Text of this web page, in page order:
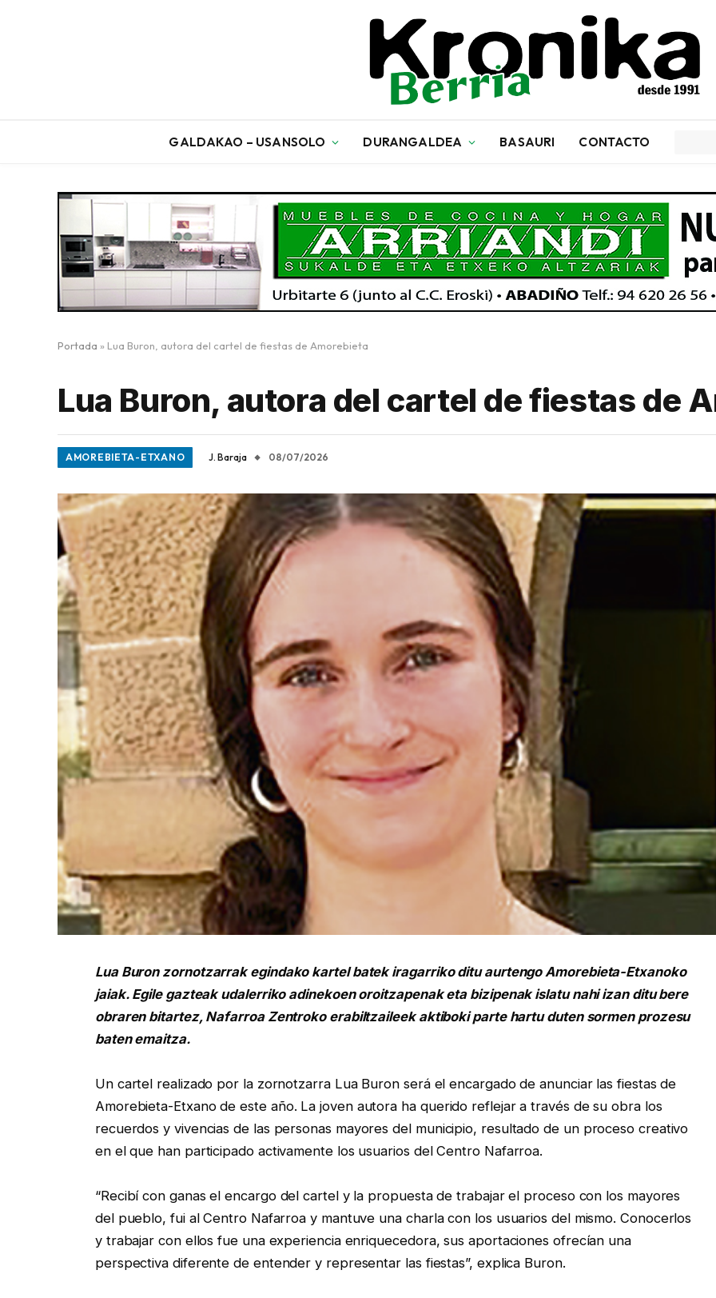
GALDAKAO – USANSOLO DURANGALDEA BASAURI CONTACTO
Portada » Lua Buron, autora del cartel de fiestas de Amorebieta
Lua Buron, autora del cartel de fiestas de
AMOREBIETA-ETXANO J. Baraja 08/07/2026
Lua Buron zornotzarrak egindako kartel batek iragarriko ditu aurtengo Amorebieta-Etxanoko
jaiak. Egile gazteak udalerriko adinekoen oroitzapenak eta bizipenak islatu nahi izan ditu bere
obraren bitartez, Nafarroa Zentroko erabiltzaileek aktiboki parte hartu duten sormen prozesu
baten emaitza.
Un cartel realizado por la zornotzarra Lua Buron será el encargado de anunciar las fiestas de
Amorebieta-Etxano de este año. La joven autora ha querido reflejar a través de su obra los
recuerdos y vivencias de las personas mayores del municipio, resultado de un proceso creativo
en el que han participado activamente los usuarios del Centro Nafarroa.
“Recibí con ganas el encargo del cartel y la propuesta de trabajar el proceso con los mayores
del pueblo, fui al Centro Nafarroa y mantuve una charla con los usuarios del mismo. Conocerlos
y trabajar con ellos fue una experiencia enriquecedora, sus aportaciones ofrecían una
perspectiva diferente de entender y representar las fiestas”, explica Buron.